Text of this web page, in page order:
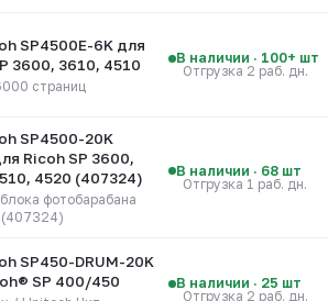
SP4500E-6K для
3600, 3610, 4510
страниц
В наличии · 100+ шт
Отгрузка 2 раб. дн.
SP4500-20K
Ricoh SP 3600,
4520 (407324)
фотобарабана
(407324)
В наличии · 68 шт
Отгрузка 1 раб. дн.
SP450-DRUM-20K
SP 400/450
В наличии · 25 шт
Отгрузка 2 раб. дн.